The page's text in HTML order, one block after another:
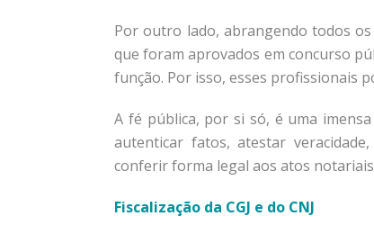
Por outro lado, abrangendo todos
que foram aprovados em concurso
função. Por isso, esses profissionais
A fé pública, por si só, é uma
autenticar fatos, atestar
conferir forma legal aos atos
Fiscalização da CGJ e do CNJ